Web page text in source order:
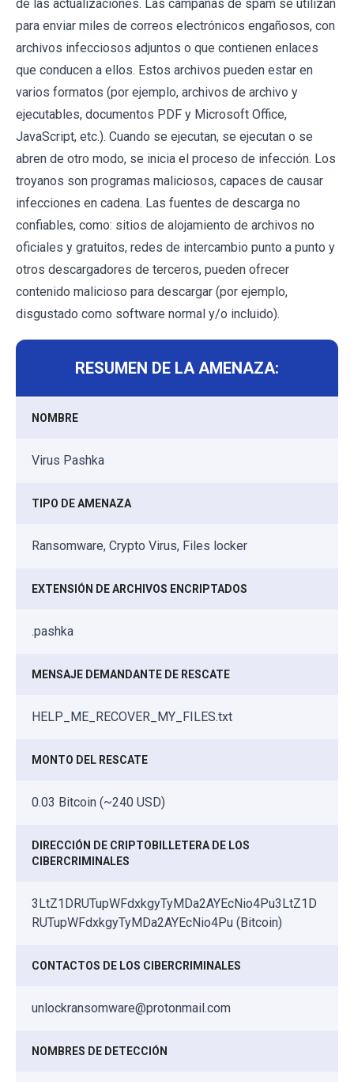
de las actualizaciones. Las campañas de spam se utilizan
para enviar miles de correos electrónicos engañosos, con
archivos infecciosos adjuntos o que contienen enlaces
que conducen a ellos. Estos archivos pueden estar en
varios formatos (por ejemplo, archivos de archivo y
ejecutables, documentos PDF y Microsoft Office,
JavaScript, etc.). Cuando se ejecutan, se ejecutan o se
abren de otro modo, se inicia el proceso de infección. Los
troyanos son programas maliciosos, capaces de causar
infecciones en cadena. Las fuentes de descarga no
confiables, como: sitios de alojamiento de archivos no
oficiales y gratuitos, redes de intercambio punto a punto y
otros descargadores de terceros, pueden ofrecer
contenido malicioso para descargar (por ejemplo,
disgustado como software normal y/o incluido).
RESUMEN DE LA AMENAZA:
NOMBRE
Virus Pashka
TIPO DE AMENAZA
Ransomware, Crypto Virus, Files locker
EXTENSIÓN DE ARCHIVOS ENCRIPTADOS
.pashka
MENSAJE DEMANDANTE DE RESCATE
HELP_ME_RECOVER_MY_FILES.txt
MONTO DEL RESCATE
0.03 Bitcoin (~240 USD)
DIRECCIÓN DE CRIPTOBILLETERA DE LOS
CIBERCRIMINALES
3LtZ1DRUTupWFdxkgyTyMDa2AYEcNio4Pu3LtZ1D
RUTupWFdxkgyTyMDa2AYEcNio4Pu (Bitcoin)
CONTACTOS DE LOS CIBERCRIMINALES
unlockransomware@protonmail.com
NOMBRES DE DETECCIÓN